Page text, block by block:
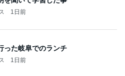
1日前
った岐阜でのランチ
1日前